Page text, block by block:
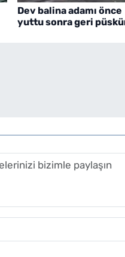
Dev balina adamı önce
yuttu sonra geri